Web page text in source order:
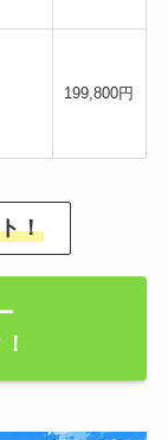
199,800円
！